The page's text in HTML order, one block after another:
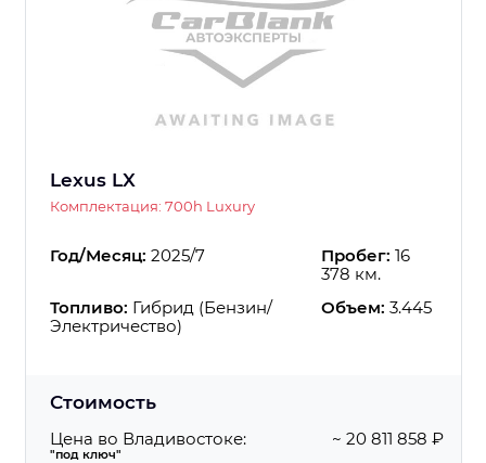
Lexus LX
Комплектация: 700h Luxury
Год/Месяц: 2025/7 Пробег: 16
378 км.
Топливо: Гибрид (Бензин/
Электричество)
Объем: 3.445
Стоимость
Цена во Владивостоке:
"под ключ"
~ 20 811 858 ₽